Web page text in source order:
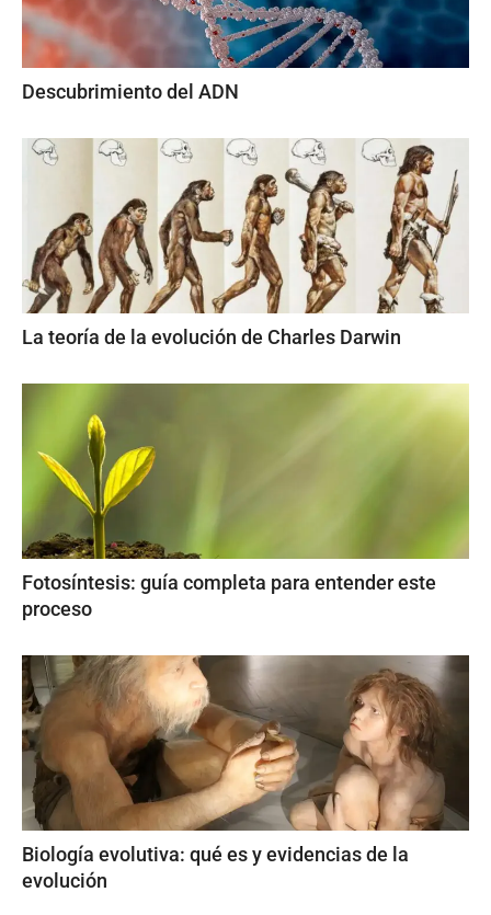
Descubrimiento del ADN
La teoría de la evolución de Charles Darwin
Fotosíntesis: guía completa para entender este
proceso
Biología evolutiva: qué es y evidencias de la
evolución